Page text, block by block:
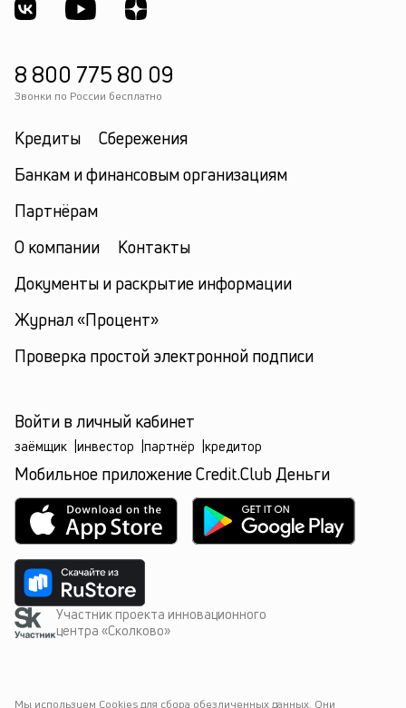
8 800 775 80 09
Звонки по России бесплатно
Кредиты
Сбережения
Банкам и финансовым организациям
Партнёрам
О компании
Контакты
Документы и раскрытие информации
Журнал «Процент»
Проверка простой электронной подписи
Мы используем Cookies для сбора обезличенных данных. Они
Войти в личный кабинет
заёмщик инвестор партнёр кредитор
Мобильное приложение Credit.Club Деньги
Участник проекта инновационного
центра «Сколково»